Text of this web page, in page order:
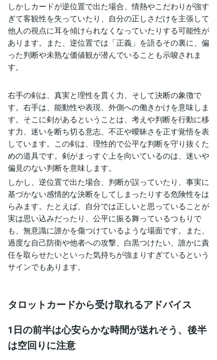
しかしカードが逆位置で出た場合、情熱やこだわりが強す
ぎて客観性を失っていたり、自分の正しさだけを主張して
他人の視点に耳を傾けられなくなっていたりする可能性が
あります。また、逆位置では「正義」を語るその裏に、偏
った判断や未熟な価値観が潜んでいることも示唆されま
す。
右手の剣は、真実と理性を貫く力、そして決断の象徴で
す。右手は、能動性や表現、外側への働きかけを意味しま
す。そこに剣があるということは、考えや判断を行動に移
す力、迷いを断ち切る意志、不正や曖昧さを正す覚悟を表
しています。この剣は、理性的で公平な判断を守り抜くた
めの道具です。剣がまっすぐ上を向いているのは、迷いや
偏見のない判断を意味します。
しかし、逆位置で出た場合、判断が誤っていたり、事実に
基づかない感情的な決断をしてしまったりする危険性をは
らみます。たとえば、自分では正しいと思っていることが
実は思い込みだったり、公平に振る舞っているつもりで
も、無意識に誰かを傷つけているような場面です。また、
過度な自己防衛や他者への攻撃、白黒つけたい、誰かに責
任を取らせたいといった気持ちが強まりすぎているという
サインでもあります。
タロットカードから受け取れるアドバイス
1日の前半は心安らかな時間が送れそう、後半
は空回りに注意